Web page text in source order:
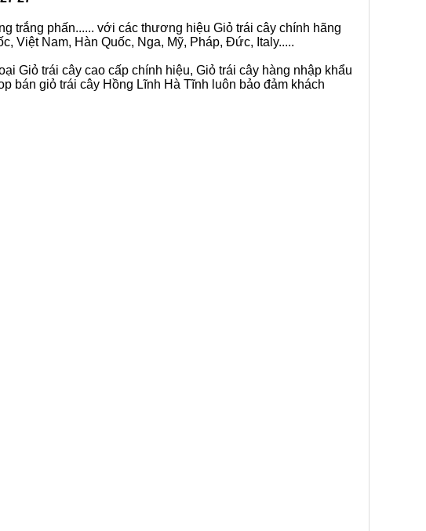
trắng phấn...... với các thương hiệu Giỏ trái cây chính hãng
Việt Nam, Hàn Quốc, Nga, Mỹ, Pháp, Đức, Italy.....
Giỏ trái cây cao cấp chính hiệu, Giỏ trái cây hàng nhập khẩu
bán giỏ trái cây Hồng Lĩnh Hà Tĩnh luôn bảo đảm khách